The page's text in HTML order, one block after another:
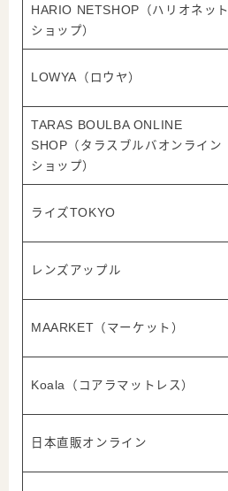
HARIO NETSHOP（ハリオネット
ショップ）
LOWYA（ロウヤ）
TARAS BOULBA ONLINE
SHOP（タラスブルバオンライン
ショップ）
ライズTOKYO
レンズアップル
MAARKET（マーケット）
Koala（コアラマットレス）
日本直販オンライン